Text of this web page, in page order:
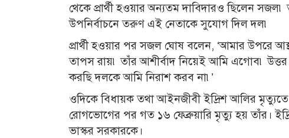
থেকে প্রার্থী হওয়ার অন্যতম দাবিদারও ছিলেন
উপনির্বাচনে তরুণ এই নেতাকে সুযোগ দিল দল৷
প্রার্থী হওয়ার পর সজল ঘোষ বলেন, ‘আমার উপরে
তাপস রায়৷ তাঁর আশীর্বাদ নিয়েই আমি এগোব৷
করছি দলকে আমি নিরাশ করব না৷’
ওদিকে বিধায়ক তথা আইনজীবী ইদ্রিশ আলির মৃত্যুতে
রোগভোগের পর গত ১৬ ফেব্রুয়ারি মৃত্যু হয় তাঁর।
ভাস্কর সরকারকে।